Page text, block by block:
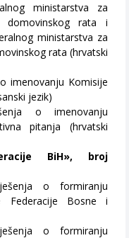
ministarstva za
domovinskog rata i
ministarstva za
rata (hrvatski
o imenovanju Komisije
jezik)
o imenovanju
pitanja (hrvatski
BiH», broj
o formiranju
Federacije Bosne i
o formiranju